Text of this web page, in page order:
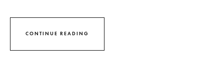
CONTINUE READING